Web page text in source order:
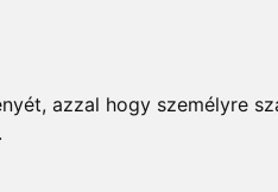
azzal hogy személyre